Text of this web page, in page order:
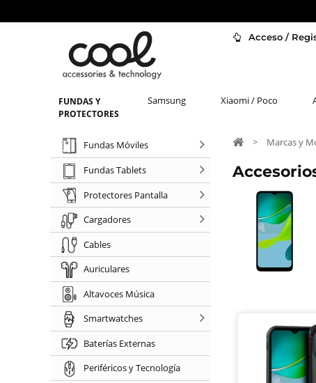
Acceso /
FUNDAS Y
PROTECTORES
Samsung Xiaomi / Poco
Fundas Móviles
Fundas Tablets
Protectores Pantalla
Cargadores
Cables
Auriculares
Altavoces Música
Smartwatches
Baterías Externas
Periféricos y Tecnología
> Marcas y